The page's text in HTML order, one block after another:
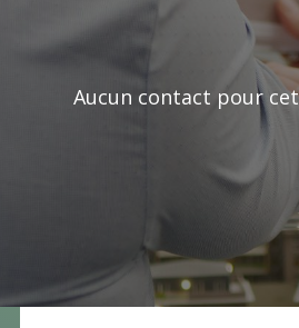
Aucun contact pour